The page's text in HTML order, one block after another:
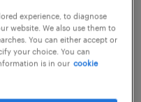
experience, to diagnose
website. We also use them to
You can either accept or
your choice. You can
is in our cookie